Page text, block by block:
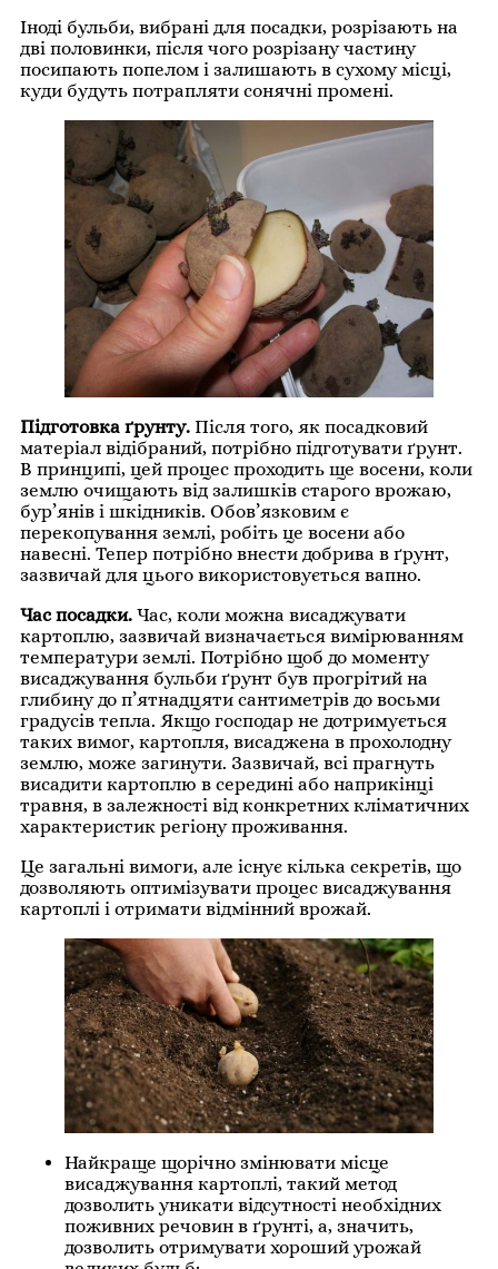
Іноді бульби, вибрані для посадки, розрізають на
дві половинки, після чого розрізану частину
посипають попелом і залишають в сухому місці,
куди будуть потрапляти сонячні промені.
Підготовка ґрунту. Після того, як посадковий
матеріал відібраний, потрібно підготувати ґрунт.
В принципі, цей процес проходить ще восени, коли
землю очищають від залишків старого врожаю,
бур’янів і шкідників. Обов’язковим є
перекопування землі, робіть це восени або
навесні. Тепер потрібно внести добрива в ґрунт,
зазвичай для цього використовується вапно.
Час посадки. Час, коли можна висаджувати
картоплю, зазвичай визначається вимірюванням
температури землі. Потрібно щоб до моменту
висаджування бульби ґрунт був прогрітий на
глибину до п’ятнадцяти сантиметрів до восьми
градусів тепла. Якщо господар не дотримується
таких вимог, картопля, висаджена в прохолодну
землю, може загинути. Зазвичай, всі прагнуть
висадити картоплю в середині або наприкінці
травня, в залежності від конкретних кліматичних
характеристик регіону проживання.
Це загальні вимоги, але існує кілька секретів, що
дозволяють оптимізувати процес висаджування
картоплі і отримати відмінний врожай.
Найкраще щорічно змінювати місце
висаджування картоплі, такий метод
дозволить уникати відсутності необхідних
поживних речовин в ґрунті, а, значить,
дозволить отримувати хороший урожай